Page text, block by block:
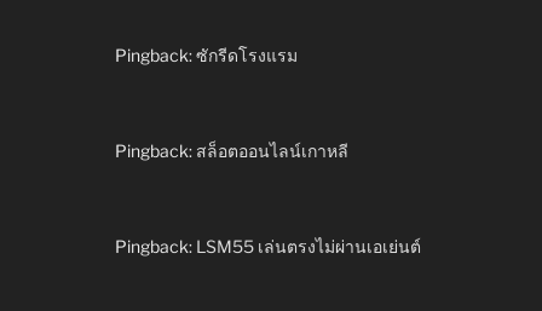
Pingback:ซักรีดโรงแรม
Pingback: สล็อตออนไลน์เกาหลี
Pingback: LSM55 เล่นตรงไม่ผ่านเอเย่นต์